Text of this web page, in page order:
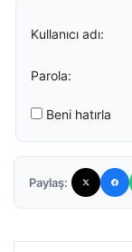
Kullanıcı adı:
Parola:
Beni hatırla
Paylaş: